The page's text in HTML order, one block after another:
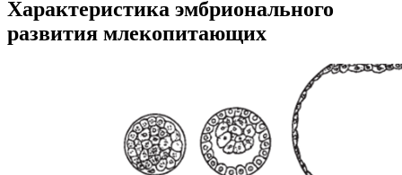
Характеристика эмбрионального
развития млекопитающих